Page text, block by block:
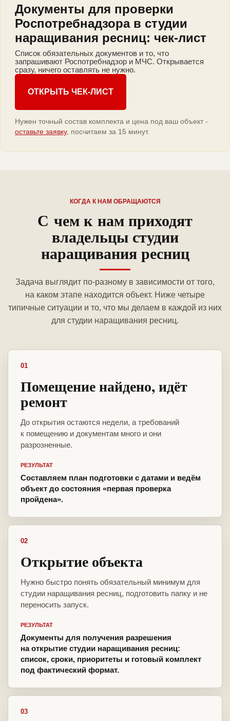
Документы для проверки
Роспотребнадзора в студии
наращивания ресниц: чек-лист
Список обязательных документов и то, что
запрашивают Роспотребнадзор и МЧС. Открывается
сразу, ничего оставлять не нужно.
ОТКРЫТЬ ЧЕК-ЛИСТ
Нужен точный состав комплекта и цена под ваш объект -
оставьте заявку, посчитаем за 15 минут.
КОГДА К НАМ ОБРАЩАЮТСЯ
С чем к нам приходят
владельцы студии
наращивания ресниц
Задача выглядит по-разному в зависимости от того,
на каком этапе находится объект. Ниже четыре
типичные ситуации и то, что мы делаем в каждой из них
для студии наращивания ресниц.
01
Помещение найдено, идёт
ремонт
До открытия остаются недели, а требований
к помещению и документам много и они
разрозненные.
РЕЗУЛЬТАТ
Составляем план подготовки с датами и ведём
объект до состояния «первая проверка
пройдена».
02
Открытие объекта
Нужно быстро понять обязательный минимум для
студии наращивания ресниц, подготовить папку и не
переносить запуск.
РЕЗУЛЬТАТ
Документы для получения разрешения
на открытие студии наращивания ресниц:
список, сроки, приоритеты и готовый комплект
под фактический формат.
03